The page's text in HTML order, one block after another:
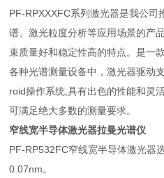
PF-RPXXXFC系列激光器是我公司
谱、激光粒度分析等应用场景的产
束质量好和稳定性高的特点。是一
各种光谱测量设备中，激光器驱动
roid操作系统,具有出色的性能和灵
可满足绝大多数的测量要求。
窄线宽半导体激光器拉曼光谱仪
PF-RP532FC窄线宽半导体激光器
0.07nm。